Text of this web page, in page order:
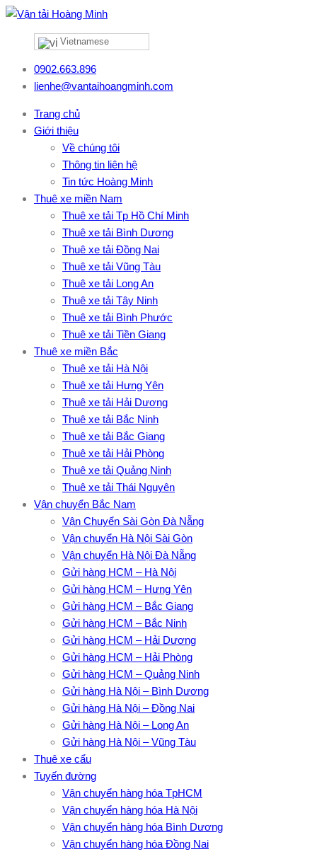
Vietnamese
0902.663.896
lienhe@vantaihoangminh.com
Trang chủ
Giới thiệu
Về chúng tôi
Thông tin liên hệ
Tin tức Hoàng Minh
Thuê xe miền Nam
Thuê xe tải Tp Hồ Chí Minh
Thuê xe tải Bình Dương
Thuê xe tải Đồng Nai
Thuê xe tải Vũng Tàu
Thuê xe tải Long An
Thuê xe tải Tây Ninh
Thuê xe tải Bình Phước
Thuê xe tải Tiền Giang
Thuê xe miền Bắc
Thuê xe tải Hà Nội
Thuê xe tải Hưng Yên
Thuê xe tải Hải Dương
Thuê xe tải Bắc Ninh
Thuê xe tải Bắc Giang
Thuê xe tải Hải Phòng
Thuê xe tải Quảng Ninh
Thuê xe tải Thái Nguyên
Vận chuyển Bắc Nam
Vận Chuyển Sài Gòn Đà Nẵng
Vận chuyển Hà Nội Sài Gòn
Vận chuyển Hà Nội Đà Nẵng
Gửi hàng HCM – Hà Nội
Gửi hàng HCM – Hưng Yên
Gửi hàng HCM – Bắc Giang
Gửi hàng HCM – Bắc Ninh
Gửi hàng HCM – Hải Dương
Gửi hàng HCM – Hải Phòng
Gửi hàng HCM – Quảng Ninh
Gửi hàng Hà Nội – Bình Dương
Gửi hàng Hà Nội – Đồng Nai
Gửi hàng Hà Nội – Long An
Gửi hàng Hà Nội – Vũng Tàu
Thuê xe cẩu
Tuyến đường
Vận chuyển hàng hóa TpHCM
Vận chuyển hàng hóa Hà Nội
Vận chuyển hàng hóa Bình Dương
Vận chuyển hàng hóa Đồng Nai